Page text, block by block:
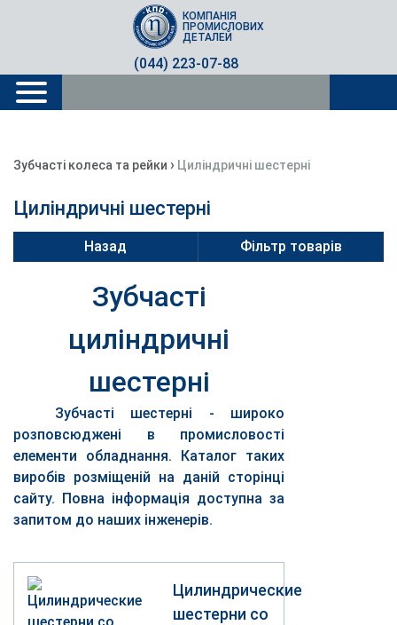
(044) 223-07-88
КОМПАНІЯ
ПРОМИСЛОВИХ
ДЕТАЛЕЙ
Зубчасті колеса та рейки › Циліндричні шестерні
Циліндричні шестерні
Назад Фільтр товарів
Зубчасті
циліндричні
шестерні
Зубчасті шестерні - широко
розповсюджені в промисловості
елементи обладнання. Каталог таких
виробів розміщеній на даній сторінці
сайту. Повна інформація доступна за
запитом до наших інженерів.
Цилиндрические
шестерни со